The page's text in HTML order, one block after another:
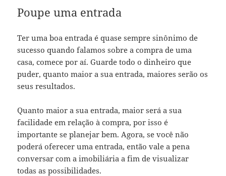
Poupe uma entrada
Ter uma boa entrada é quase sempre sinônimo de
sucesso quando falamos sobre a compra de uma
casa, comece por aí. Guarde todo o dinheiro que
puder, quanto maior a sua entrada, maiores serão os
seus resultados.
Quanto maior a sua entrada, maior será a sua
facilidade em relação à compra, por isso é
importante se planejar bem. Agora, se você não
poderá oferecer uma entrada, então vale a pena
conversar com a imobiliária a fim de visualizar
todas as possibilidades.